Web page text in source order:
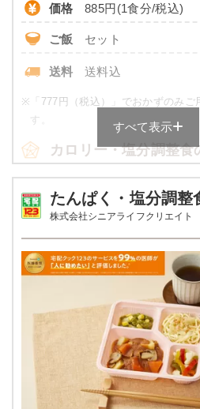
※カロリーは目安の数値であるため、
て異なる場合がございます。 牛乳セ
クリームパン
牛乳
栄養素
エネルギー：149kcal、食塩相当量
その栄養価のため、実際にご提供
ーではないのでご注意ください。
価格 885円(1食分/税込)
ご飯 セット
送料 送料込
※ 「777円（税込）」でおかずのみ
す。
カロリー・塩分調整食
4～6品
カロリー 514～538kcal
塩分 2.0g未満
18.7～21.9g
12.2～14.8g
-
リン -
すべて表示
たんぱく・塩分調整
株式会社シニアライフクリエイト